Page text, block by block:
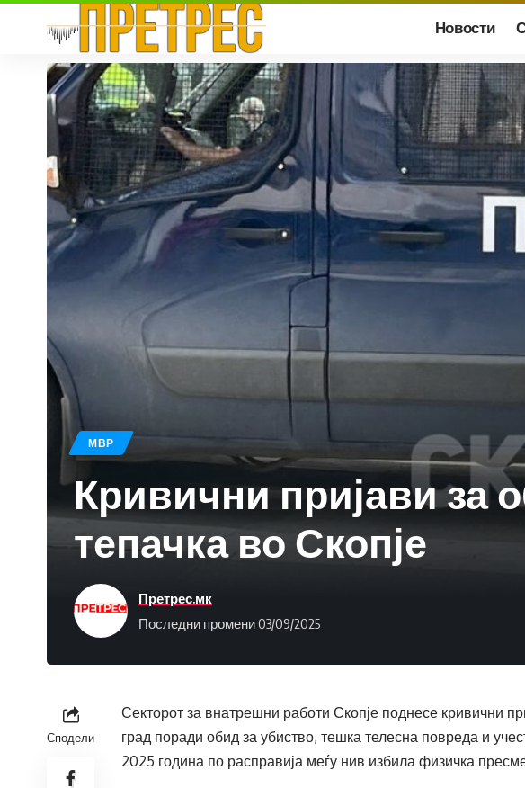
Новости
МВР
Кривични пријави за
тепачка во Скопје
Последни промени 03/09/2025
Претрес.мк
Сподели
Секторот за внатрешни работи Скопје поднесе кривични
град поради обид за убиство, тешка телесна повреда и
2025 година по расправија меѓу нив избила физичка